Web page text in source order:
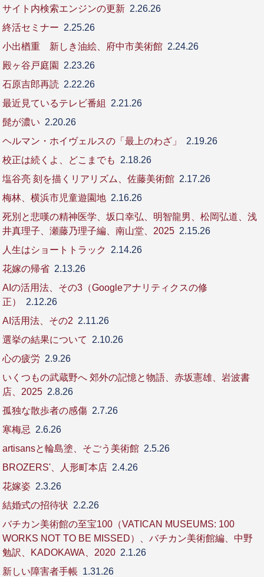
サイト内検索エンジンの更新 2.26.26
終活セミナー 2.25.26
小出楢重 新しき油絵、府中市美術館 2.24.26
殿ヶ谷戸庭園
2.23.26
石原吉郎再読 2.22.26
最近見ているテレビ番組
2.21.26
髭が濃い 2.20.26
ヘルマン・ホイヴェルスの「最上のわざ」
2.19.26
校正は続くよ、どこまでも
2.18.26
塩谷亮 刻を描くリアリズム、佐藤美術館 2.17.26
梅林、横浜市児童遊園地 2.16.26
死別と悲嘆の精神医学、坂口幸弘、明智龍男、松岡弘道、浅
井真理子、瀬藤乃理子編、南山堂、2025 2.15.26
人生はショートトラック
2.14.26
花嫁の帰省 2.13.26
AIの活用法、その3（Googleアナリティクスの修
正）
2.12.26
AI活用法、その2 2.11.26
選挙の結果について
2.10.26
心の疲労 2.9.26
いくつもの武蔵野へ 郊外の記憶と物語、赤坂憲雄、岩波書
店、2025 2.8.26
孤独な散歩者の感傷 2.7.26
寒梅忌
2.6.26
artisansと輪島塗、そごう美術館 2.5.26
BROZERS'、人形町本店 2.4.26
花嫁姿 2.3.26
結婚式の招待状 2.2.26
バチカン美術館の至宝100（VATICAN MUSEUMS: 100
WORKS NOT TO BE MISSED）、バチカン美術館編、中野
勉訳、KADOKAWA、2020 2.1.26
新しい障害者手帳 1.31.26